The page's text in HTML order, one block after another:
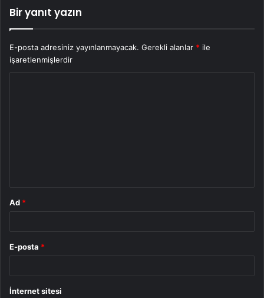
Bir yanıt yazın
E-posta adresiniz yayınlanmayacak. Gerekli alanlar * ile
işaretlenmişlerdir
Ad *
E-posta *
İnternet sitesi